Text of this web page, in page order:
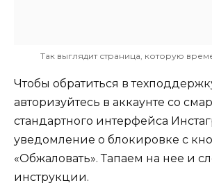
Так выглядит страница, которую
Чтобы обратиться в
авторизуйтесь в аккаунте со
стандартного интерфейса
уведомление о блокировке с
«Обжаловать». Тапаем на нее и
инструкции.